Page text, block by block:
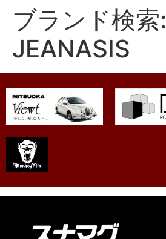
ブランド検索:
JEANASIS